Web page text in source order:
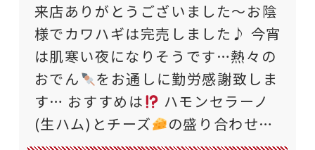
来店ありがとうございました〜お陰
様でカワハギは完売しました♪ 今宵
は肌寒い夜になりそうです…熱々の
おでん
をお通しに勤労感謝致しま
す… おすすめは
ハモンセラーノ
(生ハム)とチーズ
の盛り合わせ…